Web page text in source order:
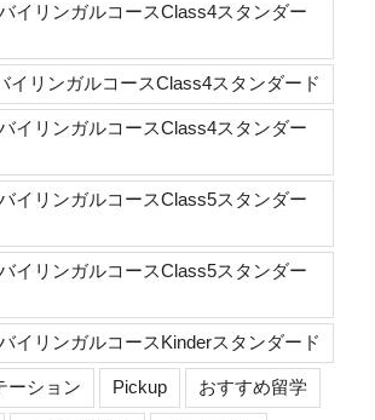
イリンガルコースClass4スタンダー
イリンガルコースClass4スタンダード
イリンガルコースClass4スタンダー
イリンガルコースClass5スタンダー
イリンガルコースClass5スタンダー
イリンガルコースKinderスタンダード
ーション Pickup おすすめ留学